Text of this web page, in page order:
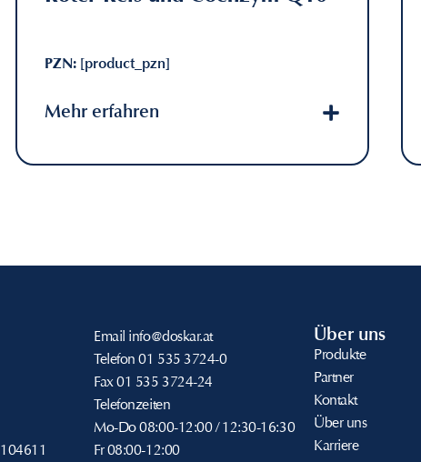
PZN: [product_pzn]
Mehr erfahren
Email info@doskar.at
Telefon 01 535 3724-0
Fax01 535 3724-24
Telefonzeiten
Mo-Do08:00-12:00 / 12:30-16:30
Fr08:00-12:00
Über uns
Produkte
Partner
Kontakt
Über uns
Karriere